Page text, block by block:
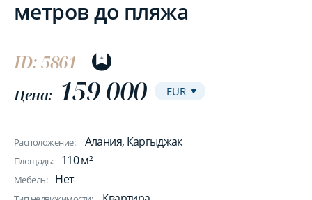
метров до пляжа
ID: 5861
Цена: 159 000
Расположение: Алания, Каргыджак
Площадь: 110 м²
Мебель: Нет